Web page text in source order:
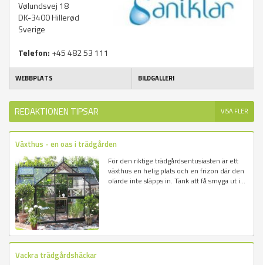
Vølundsvej 18
DK-3400Hillerød
Sverige
Telefon: +45 482 53 111
WEBBPLATS BILDGALLERI
REDAKTIONEN TIPSAR VISA FLER
Växthus - en oas i trädgården
För den riktige trädgårdsentusiasten är ett
växthus en helig plats och en frizon där den
olärde inte släpps in. Tänk att få smyga ut i...
Vackra trädgårdshäckar